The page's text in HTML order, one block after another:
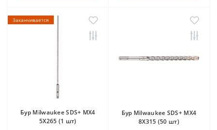
Заканчивается
Бур Milwaukee SDS+ MX4
5X265 (1 шт)
Бур Milwaukee SDS+ MX4
8X315 (50 шт)